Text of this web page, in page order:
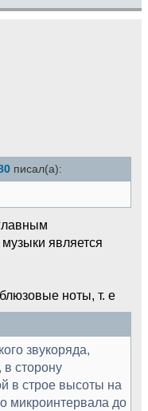
писал(а):
является
ноты, т. е
звукоряда,
сторону
в строе высоты на
микроинтервала до